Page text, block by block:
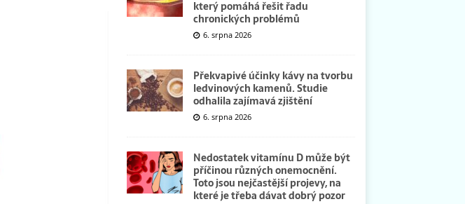
který pomáhá řešit řadu
chronických problémů
6. srpna 2026
Překvapivé účinky kávy na tvorbu
ledvinových kamenů. Studie
odhalila zajímavá zjištění
6. srpna 2026
Nedostatek vitamínu D může být
příčinou různých onemocnění.
Toto jsou nejčastější projevy, na
které je třeba dávat dobrý pozor